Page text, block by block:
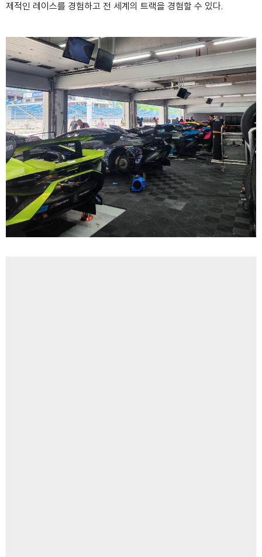
제적인 레이스를 경험하고 전 세계의 트랙을 경험할 수 있다.